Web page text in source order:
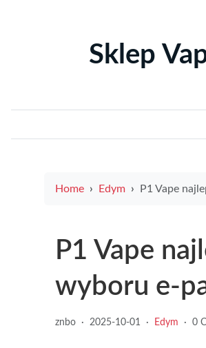
Sklep
Home Edym P1 Vape najlepsze
P1 Vape
wyboru e-
znbo · 2025-10-01 · Edym · 0